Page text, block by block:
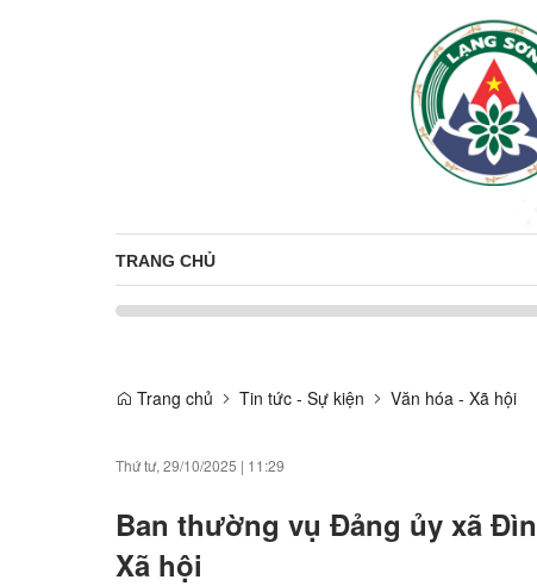
TRANG CHỦ
Trang chủ Tin tức - Sự kiện Văn hóa - Xã hội
Thứ tư, 29/10/2025 | 11:29
Ban thường vụ Đảng ủy xã
Xã hội